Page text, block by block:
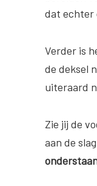
dat echter
Verder is
de deksel
uiteraard
Zie jij de
aan de